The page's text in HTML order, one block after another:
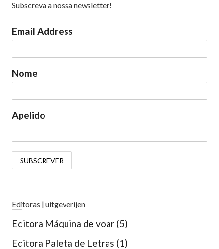
Subscreva a nossa newsletter!
Email Address
Nome
Apelido
Editoras | uitgeverijen
Editora Máquina de voar (5)
Editora Paleta de Letras (1)